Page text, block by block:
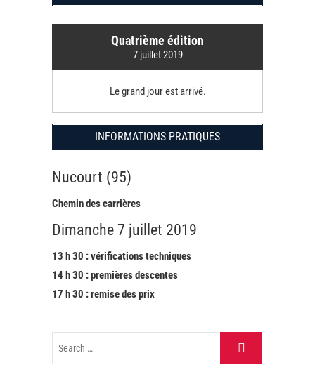
Quatrième édition
7 juillet 2019
Le grand jour est arrivé.
INFORMATIONS PRATIQUES
Nucourt (95)
Chemin des carrières
Dimanche 7 juillet 2019
13 h 30 : vérifications techniques
14 h 30 : premières descentes
17 h 30 : remise des prix